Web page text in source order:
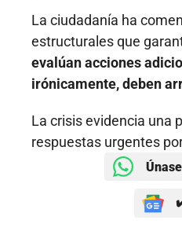
La ciudadanía ha
estructurales que
evalúan acciones
irónicamente, deben
La crisis evidencia una
respuestas urgentes